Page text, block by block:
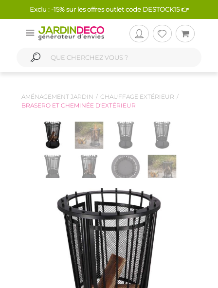
Exclu : -15% sur les offres outlet code DESTOCK15 👉
AMÉNAGEMENT JARDIN
CHAUFFAGE EXTÉRIEUR
BRASERO ET CHEMINÉE D'EXTÉRIEUR